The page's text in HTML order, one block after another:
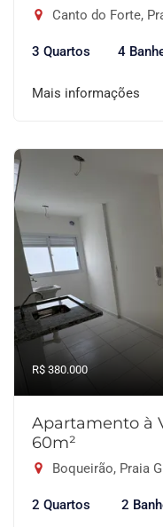
Canto do Forte,
3 Quartos 4
Mais informações
R$ 380.000
Apartamento à
60m²
Boqueirão, Praia
2 Quartos 2